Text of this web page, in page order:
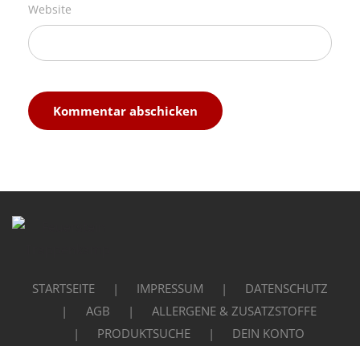
Website
STARTSEITE IMPRESSUM
DATENSCHUTZ
AGB
ALLERGENE & ZUSATZSTOFFE
PRODUKTSUCHE
DEIN KONTO